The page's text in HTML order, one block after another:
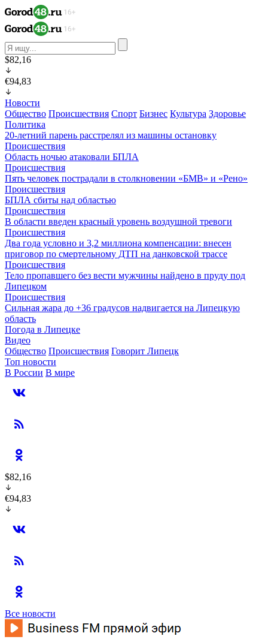
$82,16
€94,83
Новости
Общество Происшествия Спорт Бизнес Культура Здоровье
Политика
20-летний парень расстрелял из машины остановку
Происшествия
Область ночью атаковали БПЛА
Происшествия
Пять человек пострадали в столкновении «БМВ» и «Рено»
Происшествия
БПЛА сбиты над областью
Происшествия
В области введен красный уровень воздушной тревоги
Происшествия
Два года условно и 3,2 миллиона компенсации: внесен
приговор по смертельному ДТП на данковской трассе
Происшествия
Тело пропавшего без вести мужчины найдено в пруду под
Липецком
Происшествия
Сильная жара до +36 градусов надвигается на Липецкую
область
Погода в Липецке
Видео
Общество Происшествия Говорит Липецк
Топ новости
В России В мире
$82,16
€94,83
Все новости